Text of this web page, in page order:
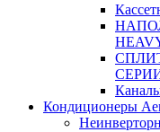
СЕРИИ
Кондиционеры